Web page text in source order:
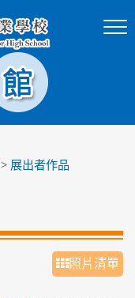
> 展出者作品
照片清單